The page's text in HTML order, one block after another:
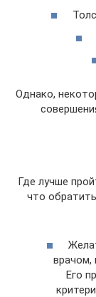
Однако,
Где лучше
что
врачом,
Его